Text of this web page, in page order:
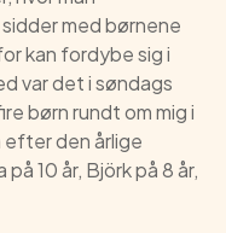
med børnene
kan fordybe sig i
var det i søndags
børn rundt om mig i
efter den årlige
10 år, Björk på 8 år,